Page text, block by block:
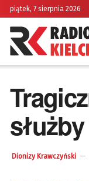
piątek, 7 sierpnia 2026
Dionizy Krawczyński